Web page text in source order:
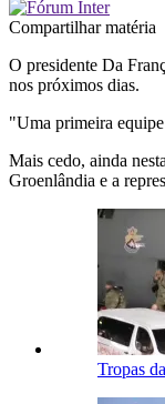
Compartilhar matéria
O presidente Da
nos próximos dias.
"Uma primeira
Mais cedo, ainda
Groenlândia e a
Tropas